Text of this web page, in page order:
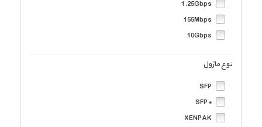
1.25Gbps
155Mbps
10Gbps
نوع ماژول
SFP
+SFP
XENPAK